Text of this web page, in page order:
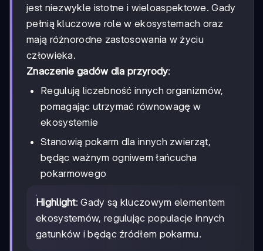
jest niezwykle istotne i wieloaspektowe. Gady
pełnią kluczowe role w ekosystemach oraz
mają różnorodne zastosowania w życiu
człowieka.
Znaczenie gadów dla przyrody:
Regulują liczebność innych organizmów,
pomagając utrzymać równowagę w
ekosystemie
Stanowią pokarm dla innych zwierząt,
będąc ważnym ogniwem łańcucha
pokarmowego
Highlight: Gady są kluczowym elementem
ekosystemów, regulując populacje innych
gatunków i będąc źródłem pokarmu.